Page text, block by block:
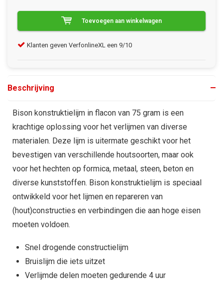
Toevoegen aan winkelwagen
Klanten geven VerfonlineXL een 9/10
Beschrijving
Bison konstruktielijm in flacon van 75 gram is een
krachtige oplossing voor het verlijmen van diverse
materialen. Deze lijm is uitermate geschikt voor het
bevestigen van verschillende houtsoorten, maar ook
voor het hechten op formica, metaal, steen, beton en
diverse kunststoffen. Bison konstruktielijm is speciaal
ontwikkeld voor het lijmen en repareren van
(hout)constructies en verbindingen die aan hoge eisen
moeten voldoen.
Snel drogende constructielijm
Bruislijm die iets uitzet
Verlijmde delen moeten gedurende 4 uur